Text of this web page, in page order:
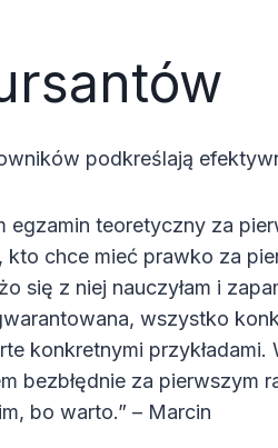
podkreślają
egzamin teoretyczny za
kto chce mieć prawko za
się z niej nauczyłam i
wszystko
konkretnymi przykładami.
bezbłędnie za pierwszym
bo warto.” – Marcin